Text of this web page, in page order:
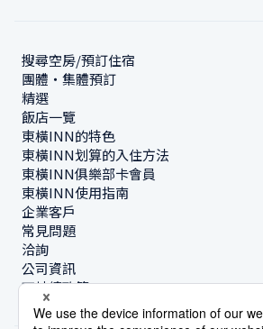
搜尋空房/預訂住宿
團體・集體預訂
精選
飯店一覽
東橫INN的特色
東橫INN划算的入住方法
東橫INN俱樂部卡會員
東橫INN使用指南
企業客戶
常見問題
洽詢
公司資訊
可持續政策